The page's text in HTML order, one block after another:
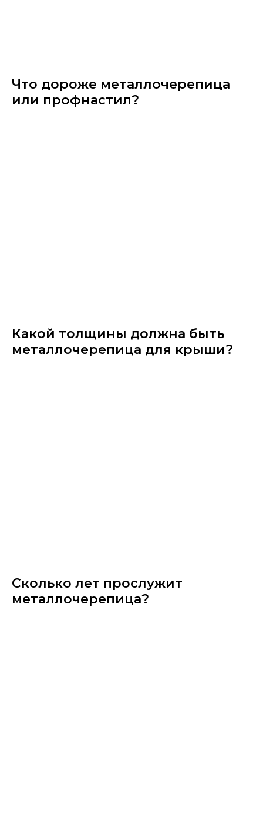
Что дороже металлочерепица​
или профнастил?
Какой толщины должна быть
металлочерепица для крыши?
Сколько лет прослужит
металлочерепица?